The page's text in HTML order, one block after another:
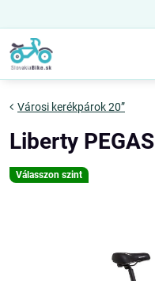
Válasszon szint
Városi kerékpárok 20”
Liberty PEGAS